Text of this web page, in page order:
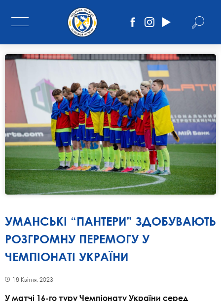
УМАНСЬКІ “ПАНТЕРИ” ЗДОБУВАЮТЬ
РОЗГРОМНУ ПЕРЕМОГУ У
ЧЕМПІОНАТІ УКРАЇНИ
18 Квітня, 2023
У матчі 16-го туру Чемпіонату України серед